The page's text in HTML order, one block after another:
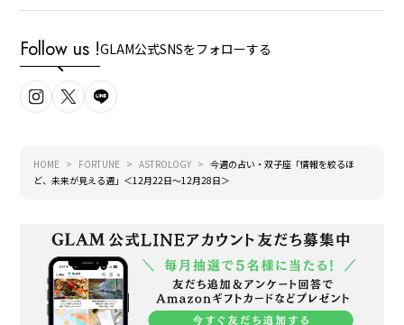
Follow us !GLAM公式SNSをフォローする
HOME FORTUNE ASTROLOGY
今週の占い・双子座「情報を絞るほ
ど、未来が見える週」＜12月22日～12月28日＞